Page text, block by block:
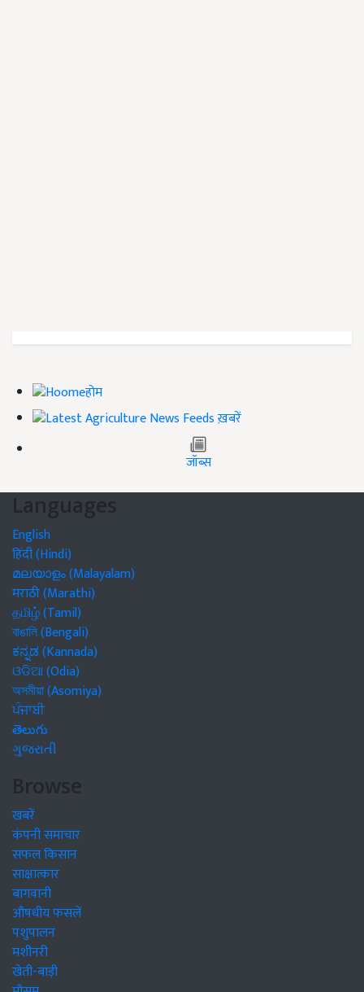
होम
ख़बरें
जॉब्स
Languages
English
हिंदी (Hindi)
മലയാളം (Malayalam)
मराठी (Marathi)
தமிழ் (Tamil)
বাঙালি (Bengali)
ಕನ್ನಡ (Kannada)
ଓଡିଆ (Odia)
অসমীয়া (Asomiya)
ਪੰਜਾਬੀ
తెలుగు
ગુજરાતી
Browse
खबरें
कंपनी समाचार
सफल किसान
साक्षात्कार
बागवानी
औषधीय फसलें
पशुपालन
मशीनरी
खेती-बाड़ी